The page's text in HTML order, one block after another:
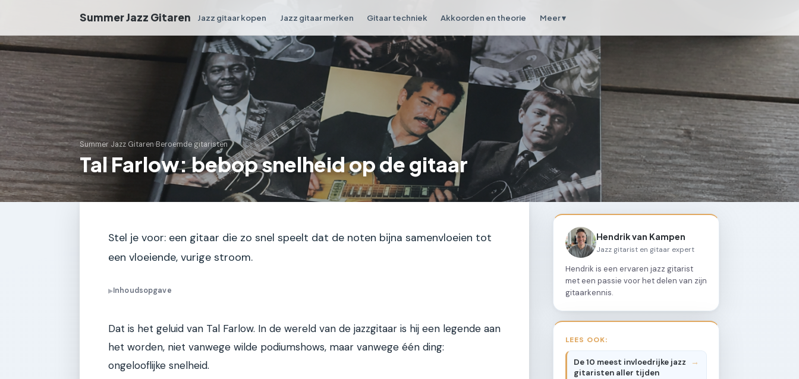
Summer Jazz Gitaren Jazz gitaar kopen Jazz gitaar merken Gitaar techniek Akkoorden en theorie Meer ▾
Summer Jazz Gitaren›Beroemde gitaristen
Tal Farlow: bebop snelheid op de gitaar
Stel je voor: een gitaar die zo snel speelt dat de noten bijna samenvloeien tot
een vloeiende, vurige stroom.
▶Inhoudsopgave
Dat is het geluid van Tal Farlow. In de wereld van de jazzgitaar is hij een legende aan
het worden, niet vanwege wilde podiumshows, maar vanwege één ding:
ongelooflijke snelheid.
Hendrik van Kampen
Jazz gitarist en gitaar expert
Hendrik is een ervaren jazz gitarist
met een passie voor het delen van zijn
gitaarkennis.
LEES OOK:
De 10 meest invloedrijke jazz
gitaristen aller tijden